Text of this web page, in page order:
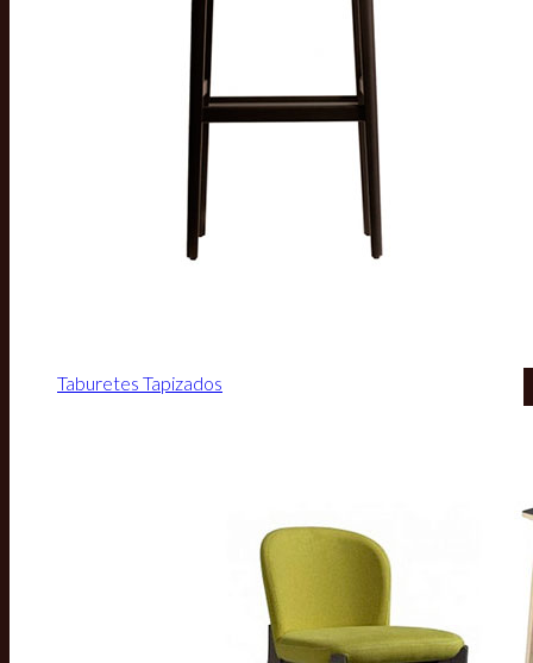
Taburetes Tapizados